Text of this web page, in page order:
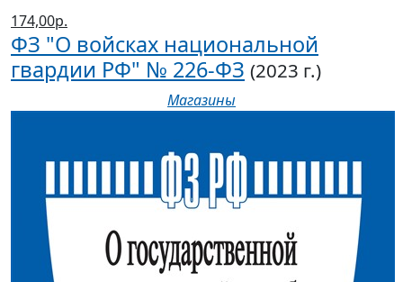
174,00р.
ФЗ "О войсках национальной
гвардии РФ" № 226-ФЗ (2023 г.)
Магазины